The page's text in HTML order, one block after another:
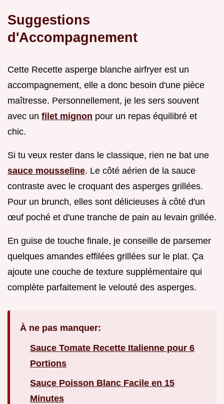
Suggestions
d'Accompagnement
Cette Recette asperge blanche airfryer est un
accompagnement, elle a donc besoin d'une pièce
maîtresse. Personnellement, je les sers souvent
avec un filet mignon pour un repas équilibré et
chic.
Si tu veux rester dans le classique, rien ne bat une
sauce mousseline. Le côté aérien de la sauce
contraste avec le croquant des asperges grillées.
Pour un brunch, elles sont délicieuses à côté d'un
œuf poché et d'une tranche de pain au levain grillée.
En guise de touche finale, je conseille de parsemer
quelques amandes effilées grillées sur le plat. Ça
ajoute une couche de texture supplémentaire qui
complète parfaitement le velouté des asperges.
À ne pas manquer:
Sauce Tomate Recette Italienne pour 6
Portions
Sauce Poisson Blanc Facile en 15
Minutes